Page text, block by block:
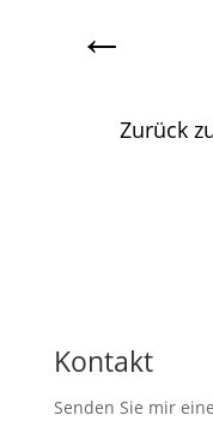
←
Zurück
Kontakt
Senden Sie mir